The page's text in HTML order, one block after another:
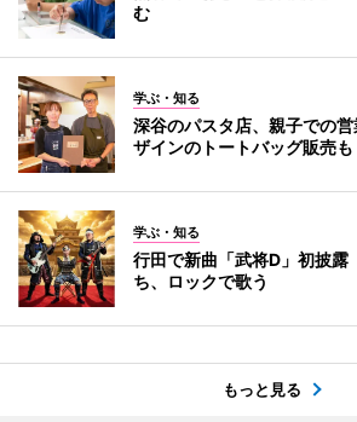
む
学ぶ・知る
深谷のパスタ店、親子での
ザインのトートバッグ販売も
学ぶ・知る
行田で新曲「武将D」初披
ち、ロックで歌う
もっと見る